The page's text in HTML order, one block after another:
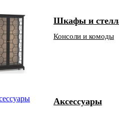
Шкафы и
Консоли и комоды
Аксессуары